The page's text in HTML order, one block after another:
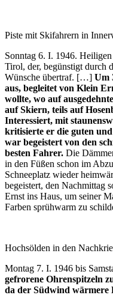
Piste mit Skifahrern in
Sonntag 6. I. 1946.
Tirol, der, begünstigt durch
Wünsche übertraf. […] Um
aus, begleitet von Klein
wollte, wo auf
auf Skiern, teils auf
Interessiert, mit
kritisierte er die guten
war begeistert von den
besten Fahrer. Die
in den Füßen schon im
Schneeplatz wieder
begeistert, den Nachmittag
Ernst ins Haus, um seiner
Farben sprühwarm zu
Hochsölden in den
Montag 7. I. 1946 bis
gefrorene Ohrenspitzeln
da der Südwind wärmere